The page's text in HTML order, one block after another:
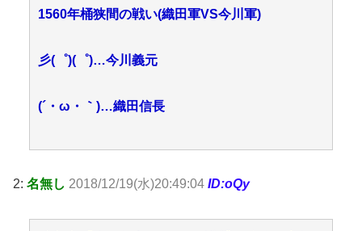
1560年桶狭間の戦い(織田軍VS今川軍)
彡(゜)(゜)…今川義元
(´・ω・｀)…織田信長
2: 名無し 2018/12/19(水)20:49:04 ID:oQy